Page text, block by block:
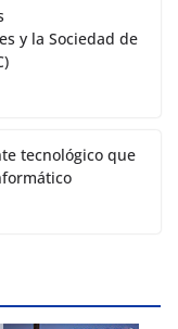
y la Sociedad de
tecnológico que